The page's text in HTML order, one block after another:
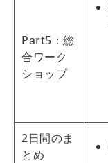
Part5：総
合ワーク
ショップ
2日間のま
とめ